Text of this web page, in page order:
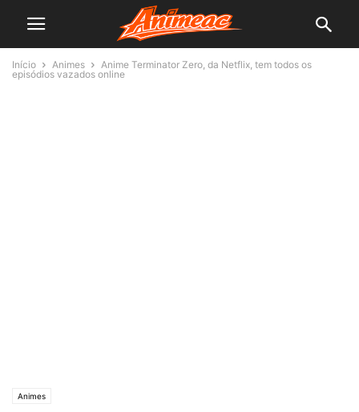
Início Animes
Anime Terminator Zero, da Netflix, tem todos os
episódios vazados online
Animes